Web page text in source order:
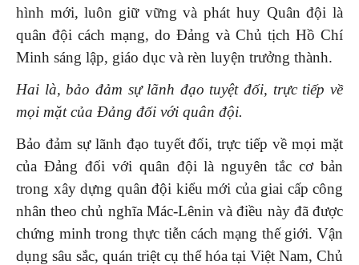
hình mới, luôn giữ vững và phát huy Quân đội là
quân đội cách mạng, do Đảng và Chủ tịch Hồ Chí
Minh sáng lập, giáo dục và rèn luyện trưởng thành.
Hai là, bảo đảm sự lãnh đạo tuyệt đối, trực tiếp về
mọi mặt của Đảng đối với quân đội.
Bảo đảm sự lãnh đạo tuyết đối, trực tiếp về mọi mặt
của Đảng đối với quân đội là nguyên tắc cơ bản
trong xây dựng quân đội kiểu mới của giai cấp công
nhân theo chủ nghĩa Mác-Lênin và điều này đã được
chứng minh trong thực tiễn cách mạng thế giới. Vận
dụng sâu sắc, quán triệt cụ thể hóa tại Việt Nam, Chủ